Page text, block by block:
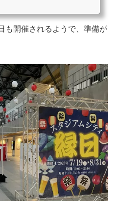
も開催されるようで、準備が